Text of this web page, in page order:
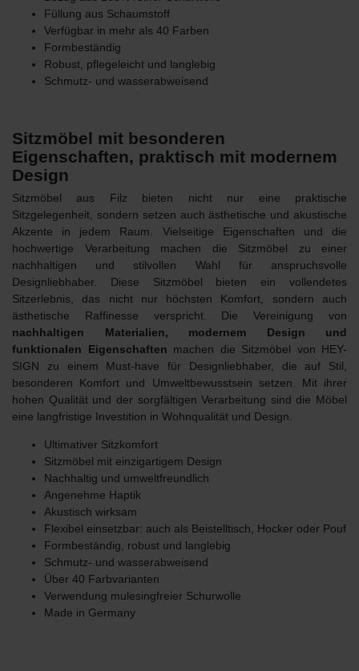
Füllung aus Schaumstoff
Verfügbar in mehr als 40 Farben
Formbeständig
Robust, pflegeleicht und langlebig
Schmutz- und wasserabweisend
Sitzmöbel mit besonderen
Eigenschaften, praktisch mit modernem
Design
Sitzmöbel aus Filz bieten nicht nur eine praktische
Sitzgelegenheit, sondern setzen auch ästhetische und akustische
Akzente in jedem Raum. Vielseitige Eigenschaften und die
hochwertige Verarbeitung machen die Sitzmöbel zu einer
nachhaltigen und stilvollen Wahl für anspruchsvolle
Designliebhaber. Diese Sitzmöbel bieten ein vollendetes
Sitzerlebnis, das nicht nur höchsten Komfort, sondern auch
ästhetische Raffinesse verspricht. Die Vereinigung von
nachhaltigen Materialien, modernem Design und
funktionalen Eigenschaften machen die Sitzmöbel von HEY-
SIGN zu einem Must-have für Designliebhaber, die auf Stil,
besonderen Komfort und Umweltbewusstsein setzen. Mit ihrer
hohen Qualität und der sorgfältigen Verarbeitung sind die Möbel
eine langfristige Investition in Wohnqualität und Design.
Ultimativer Sitzkomfort
Sitzmöbel mit einzigartigem Design
Nachhaltig und umweltfreundlich
Angenehme Haptik
Akustisch wirksam
Flexibel einsetzbar: auch als Beistelltisch, Hocker oder Pouf
Formbeständig, robust und langlebig
Schmutz- und wasserabweisend
Über 40 Farbvarianten
Verwendung mulesingfreier Schurwolle
Made in Germany